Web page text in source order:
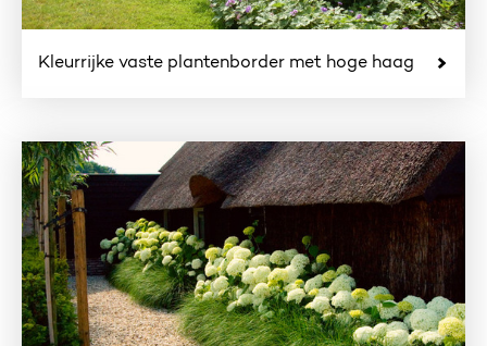
Kleurrijke vaste plantenborder met hoge haag